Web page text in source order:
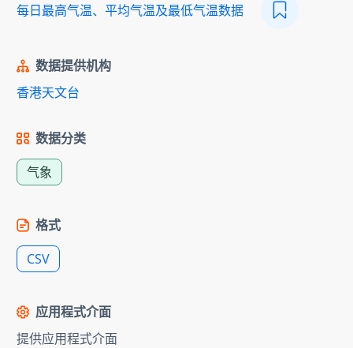
每日最高气温、平均气温及最低气温数据
数据提供机构
香港天文台
数据分类
气象
格式
CSV
应用程式介面
提供应用程式介面